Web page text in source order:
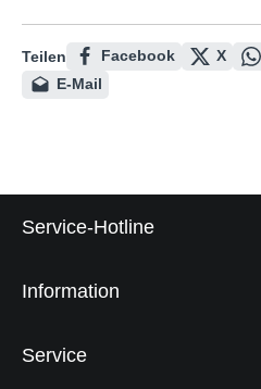
Teilen Facebook X
E-Mail
Service-Hotline
Information
Service